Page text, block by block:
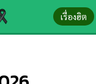
เรื่องฮิต